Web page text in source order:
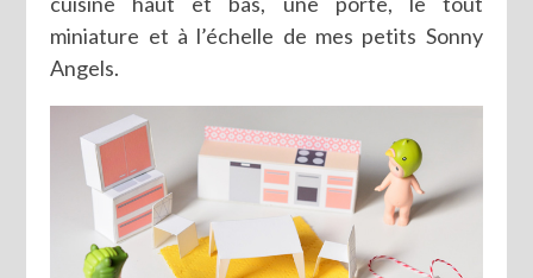
miniature et à l’échelle de mes petits Sonny
Angels.